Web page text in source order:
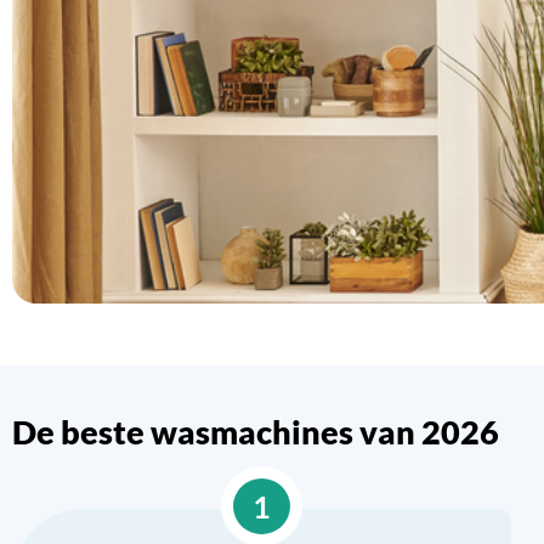
De beste wasmachines van 2026
1